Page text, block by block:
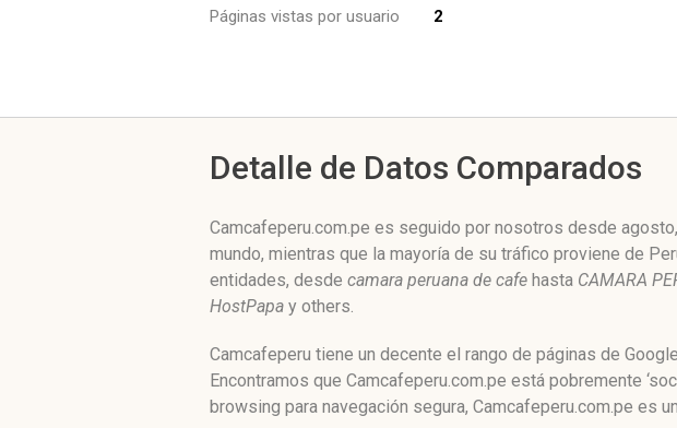
Páginas vistas por usuario
2
Detalle de Datos Comparados
Camcafeperu.com.pe es seguido por nosotros desde
mundo, mientras que la mayoría de su tráfico proviene de
entidades, desde camara peruana de cafe hasta CAMARA
HostPapa y others.
Camcafeperu tiene un decente el rango de páginas de
Encontramos que Camcafeperu.com.pe está pobremente
browsing para navegación segura, Camcafeperu.com.pe es